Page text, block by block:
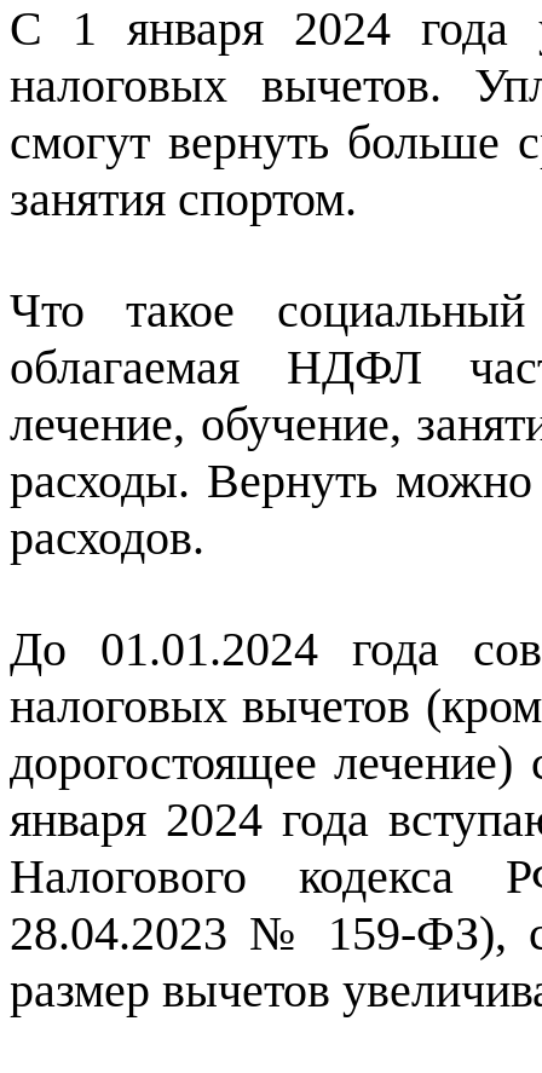
С 1 января 2024 года
налоговых вычетов.
смогут вернуть больше
занятия спортом.
Что такое
облагаемая НДФЛ
лечение, обучение,
расходы. Вернуть
расходов.
До 01.01.2024 года
налоговых вычетов
дорогостоящее
января 2024 года
Налогового кодекса
28.04.2023 № 159-ФЗ),
размер вычетов